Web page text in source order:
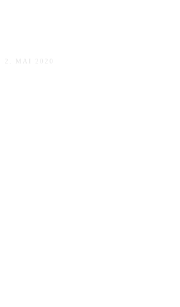
2. MAI 2020